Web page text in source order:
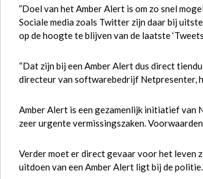
”Doel van het Amber Alert is om zo snel
Sociale media zoals Twitter zijn daar bij
op de hoogte te blijven van de laatste
“Dat zijn bij een Amber Alert dus direct
directeur van softwarebedrijf Netpresenter,
Amber Alert is een gezamenlijk initiatief van
zeer urgente vermissingszaken.
Verder moet er direct gevaar voor het leven
uitdoen van een Amber Alert ligt bij de politie.